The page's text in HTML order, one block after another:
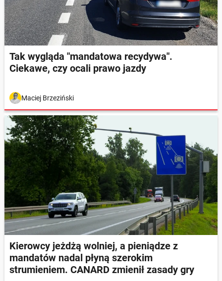
Tak wygląda "mandatowa recydywa".
Ciekawe, czy ocali prawo jazdy
Maciej Brzeziński
Kierowcy jeżdżą wolniej, a pieniądze z
mandatów nadal płyną szerokim
strumieniem. CANARD zmienił zasady gry